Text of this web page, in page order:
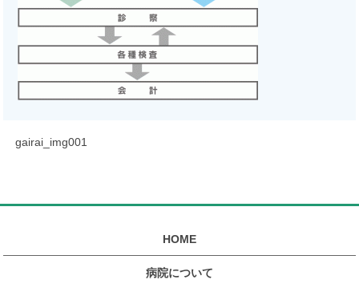
gairai_img001
HOME
病院について